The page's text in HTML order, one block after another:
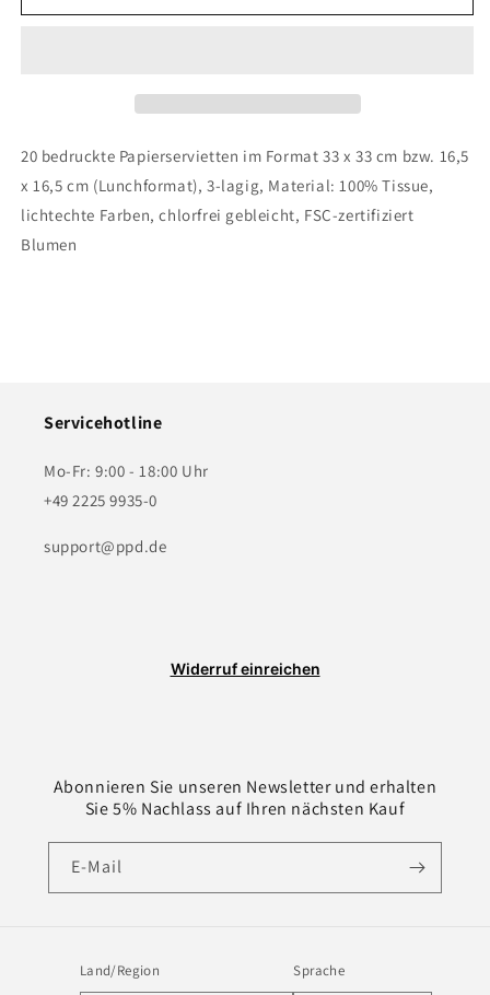
Serviette
Serviette
20 bedruckte Papierservietten im Format 33 x 33 cm bzw. 16,5
x 16,5 cm (Lunchformat), 3-lagig, Material: 100% Tissue,
lichtechte Farben, chlorfrei gebleicht, FSC-zertifiziert
Blumen
Servicehotline
Mo-Fr: 9:00 - 18:00 Uhr
+49 2225 9935-0
support@ppd.de
Widerruf einreichen
Abonnieren Sie unseren Newsletter und erhalten
Sie 5% Nachlass auf Ihren nächsten Kauf
E-Mail
Land/Region Sprache